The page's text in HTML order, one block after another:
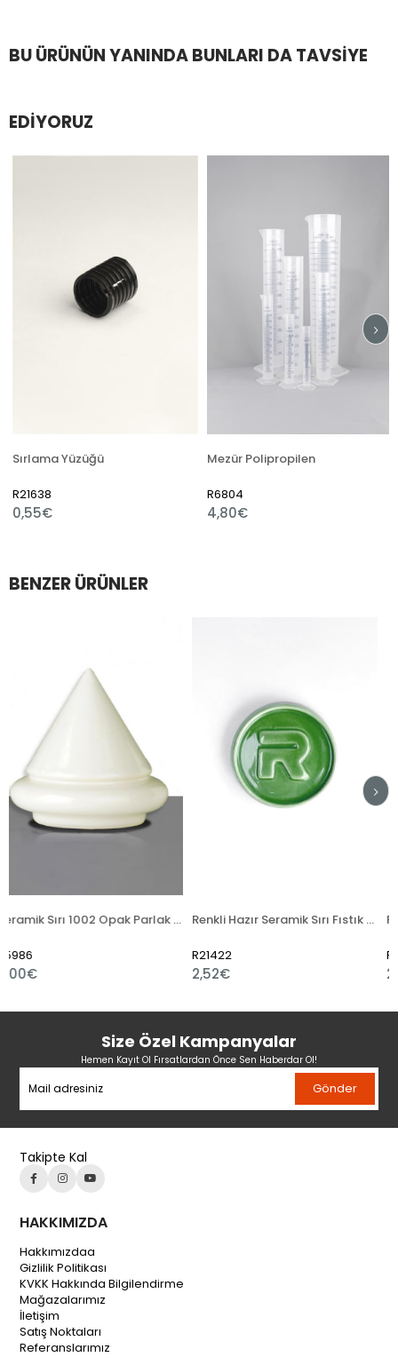
BU ÜRÜNÜN YANINDA BUNLARI DA TAVSIYE
EDIYORUZ
Sırlama Yüzüğü
R21638
0,55€
Mezür Polipropilen
R6804
4,80€
BENZER ÜRÜNLER
Seramik Sırı 1002 Opak Parlak Toz Renkli Hazır Seramik Sırı Fıstık Yeşili 521-5
Size Özel Kampanyalar
Hemen Kayıt Ol Fırsatlardan Önce Sen Haberdar Ol!
Gönder
Takipte Kal
HAKKIMIZDA
Hakkımızdaa
Gizlilik Politikası
KVKK Hakkında Bilgilendirme
Mağazalarımız
İletişim
Satış Noktaları
Referanslarımız